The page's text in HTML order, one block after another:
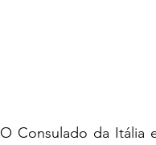
O Consulado da Itália